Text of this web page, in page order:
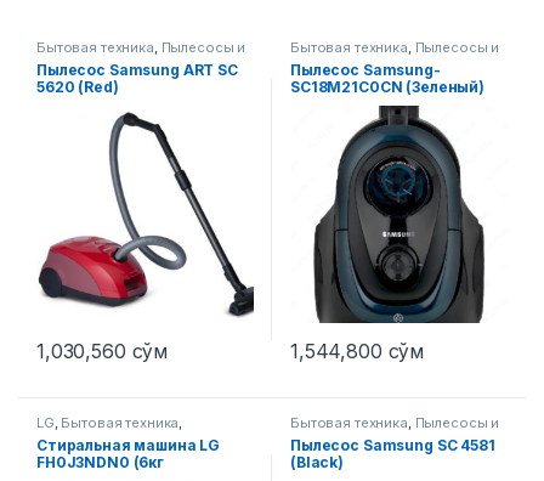
Бытовая техника, Пылесосы и
аксессуары
Пылесос Samsung ART SC
5620 (Red)
1,030,560 сўм
Бытовая техника, Пылесосы и
аксессуары
Пылесос Samsung-
SC18M21C0CN (Зеленый)
1,544,800 сўм
LG, Бытовая техника,
Стиральные машины
Стиральная машина LG
FH0J3NDN0 (6кг
Бытовая техника, Пылесосы и
аксессуары
Пылесос Samsung SC 4581
(Black)